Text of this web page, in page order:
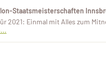
Staatsmeisterschaften
2021: Einmal mit Alles zum